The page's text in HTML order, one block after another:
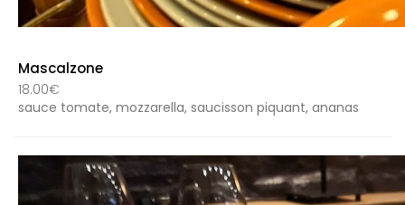
Mascalzone
18.00€
sauce tomate, mozzarella, saucisson piquant, ananas